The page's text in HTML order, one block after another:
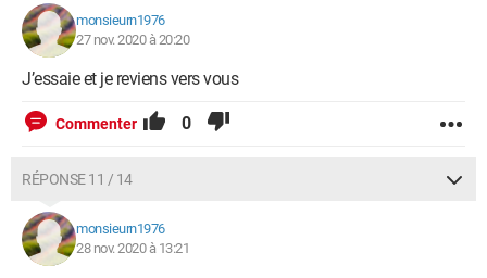
monsieurn1976
27 nov. 2020 à 20:20
J’essaie et je reviens vers vous
Commenter 0
RÉPONSE 11 / 14
monsieurn1976
28 nov. 2020 à 13:21